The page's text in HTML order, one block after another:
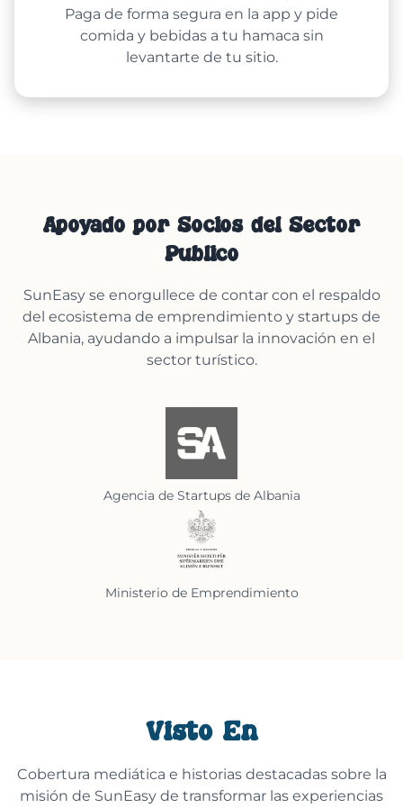
Paga de forma segura en la app y pide
comida y bebidas a tu hamaca sin
levantarte de tu sitio.
Apoyado por Socios del Sector
Público
SunEasy se enorgullece de contar con el respaldo
del ecosistema de emprendimiento y startups de
Albania, ayudando a impulsar la innovación en el
sector turístico.
Agencia de Startups de Albania
Ministerio de Emprendimiento
Visto En
Cobertura mediática e historias destacadas sobre la
misión de SunEasy de transformar las experiencias